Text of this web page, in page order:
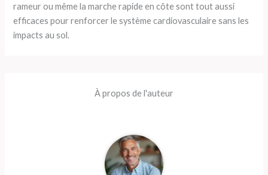
rameur ou même la marche rapide en côte sont tout aussi
efficaces pour renforcer le système cardiovasculaire sans les
impacts au sol.
À propos de l'auteur